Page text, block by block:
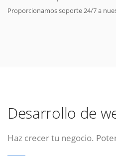
Proporcionamos soporte 24/7 a
Desarrollo de
Haz crecer tu negocio.